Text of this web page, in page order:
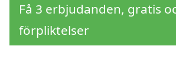
Få 3 erbjudanden, gratis
förpliktelser